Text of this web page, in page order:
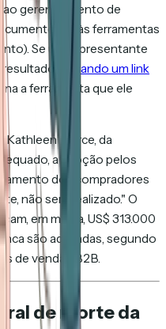
gerenciamento de
e às ferramentas
Se um representante
enviando um link
a ferramenta que ele
Kathleen Pierce, da
a adoção pelos
dos compradores
não será realizado." O
em média, US$ 313.000
são adotadas, segundo
de vendas B2B.
de morte da